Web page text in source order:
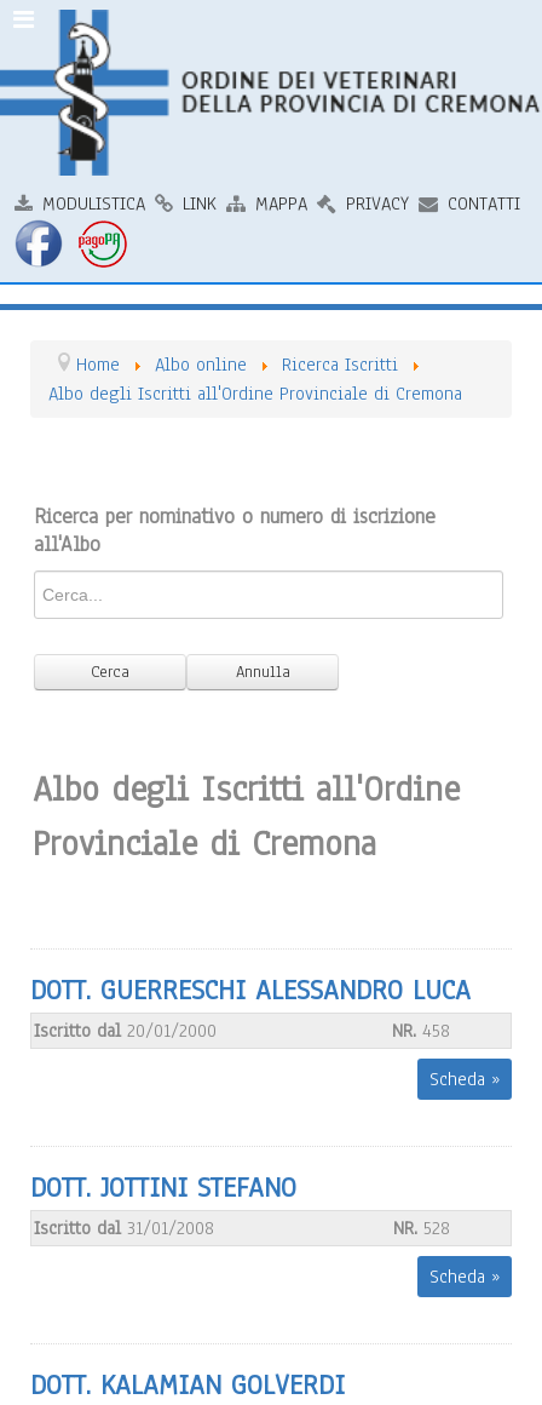
MODULISTICA LINK MAPPA PRIVACY CONTATTI
Home Albo online
Ricerca Iscritti
Albo degli Iscritti all'Ordine Provinciale di Cremona
Ricerca per nominativo o numero di iscrizione
all'Albo
Albo degli Iscritti all'Ordine
Provinciale di Cremona
DOTT. GUERRESCHI ALESSANDRO LUCA
Iscritto dal 20/01/2000 NR. 458
Scheda »
DOTT. JOTTINI STEFANO
Iscritto dal 31/01/2008 NR. 528
Scheda »
DOTT. KALAMIAN GOLVERDI